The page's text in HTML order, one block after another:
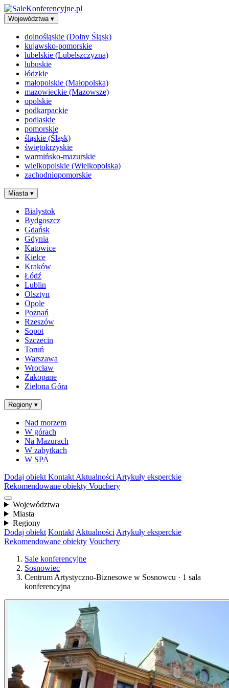
Województwa ▾
dolnośląskie (Dolny Śląsk)
kujawsko-pomorskie
lubelskie (Lubelszczyzna)
lubuskie
łódzkie
małopolskie (Małopolska)
mazowieckie (Mazowsze)
opolskie
podkarpackie
podlaskie
pomorskie
śląskie (Śląsk)
świętokrzyskie
warmińsko-mazurskie
wielkopolskie (Wielkopolska)
zachodniopomorskie
Miasta ▾
Białystok
Bydgoszcz
Gdańsk
Gdynia
Katowice
Kielce
Kraków
Łódź
Lublin
Olsztyn
Opole
Poznań
Rzeszów
Sopot
Szczecin
Toruń
Warszawa
Wrocław
Zakopane
Zielona Góra
Regiony ▾
Nad morzem
W górach
Na Mazurach
W zabytkach
W SPA
Dodaj obiekt Kontakt Aktualności Artykuły eksperckie
Rekomendowane obiekty Vouchery
Województwa
Miasta
Regiony
Dodaj obiekt Kontakt Aktualności Artykuły eksperckie
Rekomendowane obiekty Vouchery
Sale konferencyjne
Sosnowiec
Centrum Artystyczno-Biznesowe w Sosnowcu · 1 sala
konferencyjna